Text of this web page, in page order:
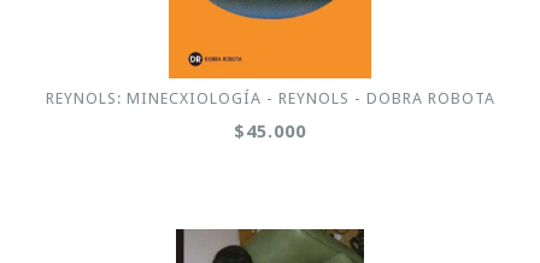
REYNOLS: MINECXIOLOGÍA - REYNOLS - DOBRA ROBOTA
$45.000